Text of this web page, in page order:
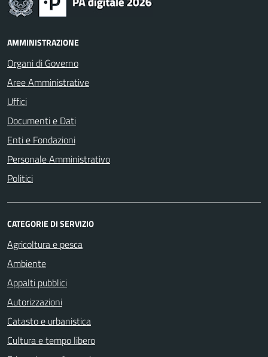
AMMINISTRAZIONE
Organi di Governo
Aree Amministrative
Uffici
Documenti e Dati
Enti e Fondazioni
Personale Amministrativo
Politici
CATEGORIE DI SERVIZIO
Agricoltura e pesca
Ambiente
Appalti pubblici
Autorizzazioni
Catasto e urbanistica
Cultura e tempo libero